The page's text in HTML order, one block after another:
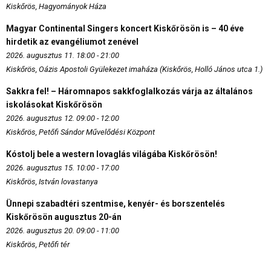
Kiskőrös, Hagyományok Háza
Magyar Continental Singers koncert Kiskőrösön is – 40 éve
hirdetik az evangéliumot zenével
2026. augusztus 11. 18:00 - 21:00
Kiskőrös, Oázis Apostoli Gyülekezet imaháza (Kiskőrös, Holló János utca 1.)
Sakkra fel! – Háromnapos sakkfoglalkozás várja az általános
iskolásokat Kiskőrösön
2026. augusztus 12. 09:00 - 12:00
Kiskőrös, Petőfi Sándor Művelődési Központ
Kóstolj bele a western lovaglás világába Kiskőrösön!
2026. augusztus 15. 10:00 - 17:00
Kiskőrös, István lovastanya
Ünnepi szabadtéri szentmise, kenyér- és borszentelés
Kiskőrösön augusztus 20-án
2026. augusztus 20. 09:00 - 11:00
Kiskőrös, Petőfi tér